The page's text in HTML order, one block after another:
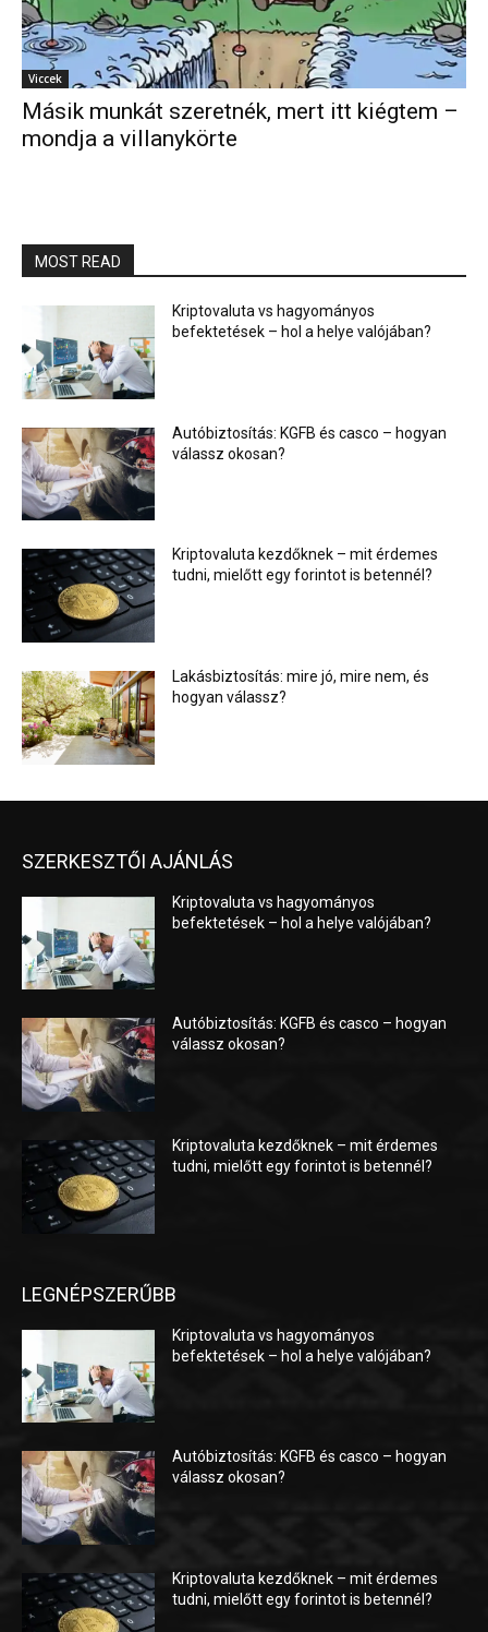
Viccek
Másik munkát szeretnék, mert itt kiégtem –
mondja a villanykörte
MOST READ
Kriptovaluta vs hagyományos
befektetések – hol a helye valójában?
Autóbiztosítás: KGFB és casco – hogyan
válassz okosan?
Kriptovaluta kezdőknek – mit érdemes
tudni, mielőtt egy forintot is betennél?
Lakásbiztosítás: mire jó, mire nem, és
hogyan válassz?
SZERKESZTŐI AJÁNLÁS
Kriptovaluta vs hagyományos
befektetések – hol a helye valójában?
Autóbiztosítás: KGFB és casco – hogyan
válassz okosan?
Kriptovaluta kezdőknek – mit érdemes
tudni, mielőtt egy forintot is betennél?
LEGNÉPSZERŰBB
Kriptovaluta vs hagyományos
befektetések – hol a helye valójában?
Autóbiztosítás: KGFB és casco – hogyan
válassz okosan?
Kriptovaluta kezdőknek – mit érdemes
tudni, mielőtt egy forintot is betennél?